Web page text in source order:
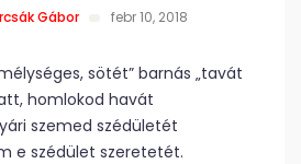
Gábor febr 10, 2018
sötét” barnás „tavát
homlokod havát
szemed szédületét
e szédület szeretetét.